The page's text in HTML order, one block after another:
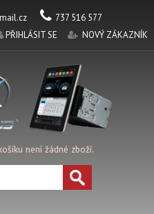
737 516 577
PŘIHLÁSIT SE
NOVÝ ZÁKAZNÍK
není žádné zboží.